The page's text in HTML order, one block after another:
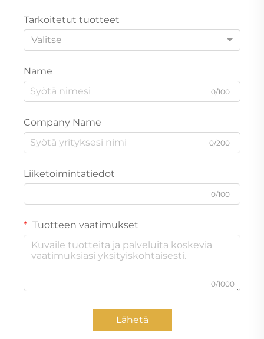
Tarkoitetut tuotteet
Valitse
Name
0/100
Company Name
0/200
Liiketoimintatiedot
0/100
Tuotteen vaatimukset
0/1000
Lähetä